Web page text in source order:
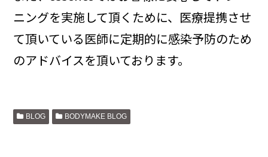
ニングを実施して頂くために、医療提携させ
て頂いている医師に定期的に感染予防のため
のアドバイスを頂いております。
BLOG BODYMAKE BLOG